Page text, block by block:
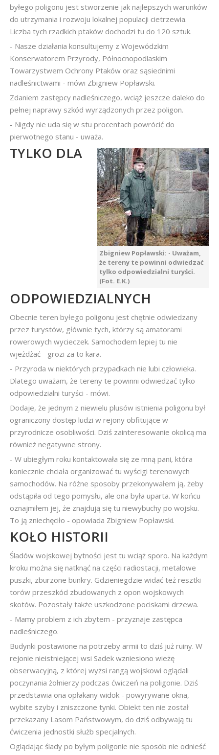
byłego poligonu jest stworzenie jak najlepszych warunków
do utrzymania i rozwoju lokalnej populacji cietrzewia.
Liczba tych rzadkich ptaków dochodzi tu do 120 sztuk.
- Nasze działania konsultujemy z Wojewódzkim
Konserwatorem Przyrody, Północnopodlaskim
Towarzystwem Ochrony Ptaków oraz sąsiednimi
nadleśnictwami - mówi Zbigniew Popławski.
Zdaniem zastępcy nadleśniczego, wciąż jeszcze daleko do
pełnej naprawy szkód wyrządzonych przez poligon.
- Nigdy nie uda się w stu procentach powrócić do
pierwotnego stanu - uważa.
Zbigniew Popławski: - Uważam,
że tereny te powinni odwiedzać
tylko odpowiedzialni turyści.
(Fot. E.K.)
TYLKO DLA
ODPOWIEDZIALNYCH
Obecnie teren byłego poligonu jest chętnie odwiedzany
przez turystów, głównie tych, którzy są amatorami
rowerowych wycieczek. Samochodem lepiej tu nie
wjeżdżać - grozi za to kara.
- Przyroda w niektórych przypadkach nie lubi człowieka.
Dlatego uważam, że tereny te powinni odwiedzać tylko
odpowiedzialni turyści - mówi.
Dodaje, że jednym z niewielu plusów istnienia poligonu był
ograniczony dostęp ludzi w rejony obfitujące w
przyrodnicze osobliwości. Dziś zainteresowanie okolicą ma
również negatywne strony.
- W ubiegłym roku kontaktowała się ze mną pani, która
koniecznie chciała organizować tu wyścigi terenowych
samochodów. Na różne sposoby przekonywałem ją, żeby
odstąpiła od tego pomysłu, ale ona była uparta. W końcu
oznajmiłem jej, że znajdują się tu niewybuchy po wojsku.
To ją zniechęciło - opowiada Zbigniew Popławski.
KOŁO HISTORII
Śladów wojskowej bytności jest tu wciąż sporo. Na każdym
kroku można się natknąć na części radiostacji, metalowe
puszki, zburzone bunkry. Gdzieniegdzie widać też resztki
torów przeszkód zbudowanych z opon wojskowych
skotów. Pozostały także uszkodzone pociskami drzewa.
- Mamy problem z ich zbytem - przyznaje zastępca
nadleśniczego.
Budynki postawione na potrzeby armii to dziś już ruiny. W
rejonie nieistniejącej wsi Sadek wzniesiono wieżę
obserwacyjną, z której wyżsi rangą wojskowi oglądali
poczynania żołnierzy podczas ćwiczeń na poligonie. Dziś
przedstawia ona opłakany widok - powyrywane okna,
wybite szyby i zniszczone tynki. Obiekt ten nie został
przekazany Lasom Państwowym, do dziś odbywają tu
ćwiczenia jednostki służb specjalnych.
Oglądając ślady po byłym poligonie nie sposób nie odnieść